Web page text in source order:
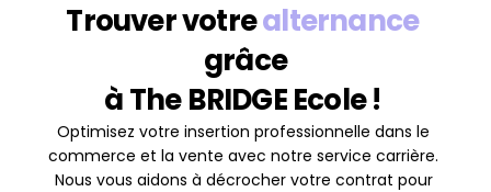
Trouver votre alternance
grâce
à The BRIDGE Ecole !
Optimisez votre insertion professionnelle dans le
commerce et la vente avec notre service carrière.
Nous vous aidons à décrocher votre contrat pour